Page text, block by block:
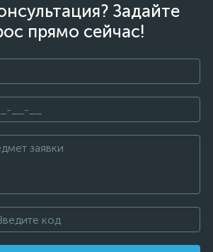
Задайте
прямо сейчас!